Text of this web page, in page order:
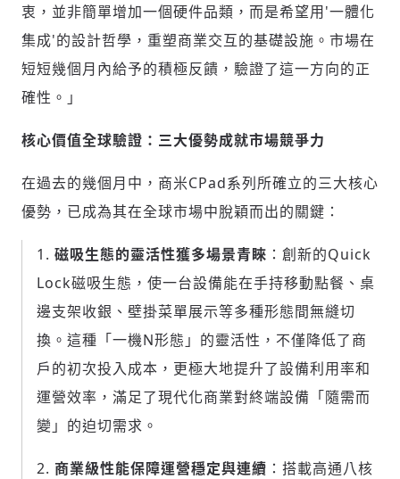
衷，並非簡單增加一個硬件品類，而是希望用'一體化
集成'的設計哲學，重塑商業交互的基礎設施。市場在
短短幾個月內給予的積極反饋，驗證了這一方向的正
確性。」
核心價值全球驗證：三大優勢成就市場競爭力
在過去的幾個月中，商米CPad系列所確立的三大核心
優勢，已成為其在全球市場中脫穎而出的關鍵：
磁吸生態的靈活性獲多場景青睞 ：創新的Quick
Lock磁吸生態，使一台設備能在手持移動點餐、桌
邊支架收銀、壁掛菜單展示等多種形態間無縫切
換。這種「一機N形態」的靈活性，不僅降低了商
戶的初次投入成本，更極大地提升了設備利用率和
運營效率，滿足了現代化商業對終端設備「隨需而
變」的迫切需求。
商業級性能保障運營穩定與連續 ：搭載高通八核